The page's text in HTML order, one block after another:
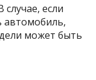
случае, если
автомобиль,
может быть